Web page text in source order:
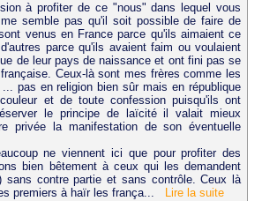
à profiter de ce "nous" dans lequel vous
semble pas qu'il soit possible de faire de
venus en France parce qu'ils aimaient ce
parce qu'ils avaient faim ou voulaient
de leur pays de naissance et ont fini pas se
Ceux-là sont mes frères comme les
pas en religion bien sûr mais en république
et de toute confession puisqu'ils ont
le principe de laïcité il valait mieux
privée la manifestation de son éventuelle
ne viennent ici que pour profiter des
bien bêtement à ceux qui les demandent
sans contre partie et sans contrôle. Ceux là
premiers à haïr les frança...
Lire la suite